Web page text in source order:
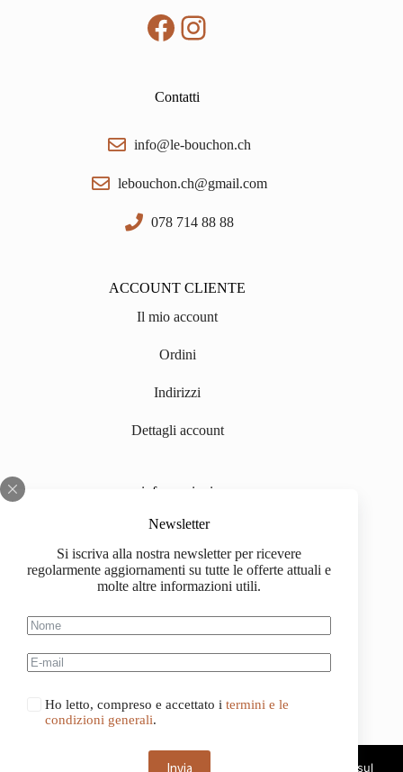
Newsletter
Si iscriva alla nostra newsletter per ricevere
regolarmente aggiornamenti su tutte le offerte attuali e
molte altre informazioni utili.
Ho letto, compreso e accettato i termini e le
condizioni generali.
Facebook
Instagram
Contatti
info@le-bouchon.ch
lebouchon.ch@gmail.com
078 714 88 88
ACCOUNT CLIENTE
Il mio account
Ordini
Indirizzi
Dettagli account
informazioni
Chi siamo
Impressum
Informazioni sull'acquisto
Condizioni generali di contratto
Questo sito web utilizza i cookie. Continuando a navigare sul